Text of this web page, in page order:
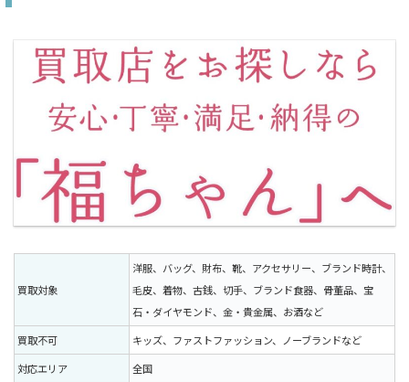
買取対象
洋服、バッグ、財布、靴、アクセサリー、ブランド時計、
毛皮、着物、古銭、切手、ブランド食器、骨董品、宝
石・ダイヤモンド、金・貴金属、お酒など
買取不可
キッズ、ファストファッション、ノーブランドなど
対応エリア
全国